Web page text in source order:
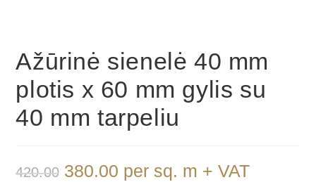
Ažūrinė sienelė 40 mm
plotis x 60 mm gylis su
40 mm tarpeliu
420.00 380.00 per sq. m + VAT